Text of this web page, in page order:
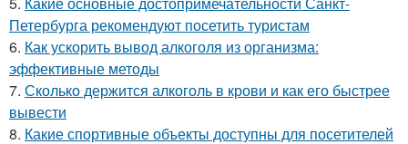
Петербурга рекомендуют посетить туристам
6. Как ускорить вывод алкоголя из организма:
эффективные методы
7. Сколько держится алкоголь в крови и как его быстрее
вывести
8. Какие спортивные объекты доступны для посетителей